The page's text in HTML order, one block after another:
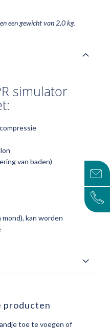
een gewicht van 2,0 kg.
simulator
van baden)
mond), kan worden
producten
toe te voegen of